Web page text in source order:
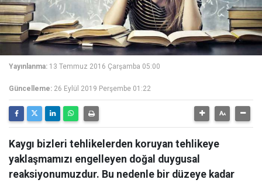
Yayınlanma: 13 Temmuz 2016 Çarşamba 05:00
Güncelleme: 26 Eylül 2019 Perşembe 01:22
Kaygı bizleri tehlikelerden koruyan tehlikeye
yaklaşmamızı engelleyen doğal duygusal
reaksiyonumuzdur. Bu nedenle bir düzeye kadar